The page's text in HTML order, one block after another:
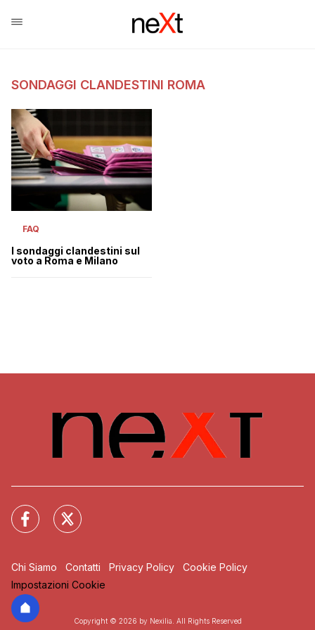
SONDAGGI CLANDESTINI ROMA
FAQ
I sondaggi clandestini sul
voto a Roma e Milano
Chi Siamo Contatti Privacy Policy
Cookie Policy
Impostazioni Cookie
Copyright © 2026 by Nexilia. All Rights Reserved